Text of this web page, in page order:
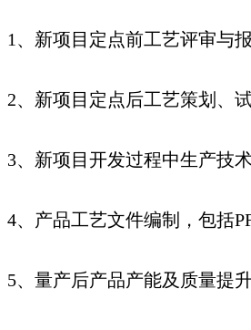
1、新项目定点前工艺评审与报
2、新项目定点后工艺策划、
3、新项目开发过程中生产技
4、产品工艺文件编制，包括
5、量产后产品产能及质量提升